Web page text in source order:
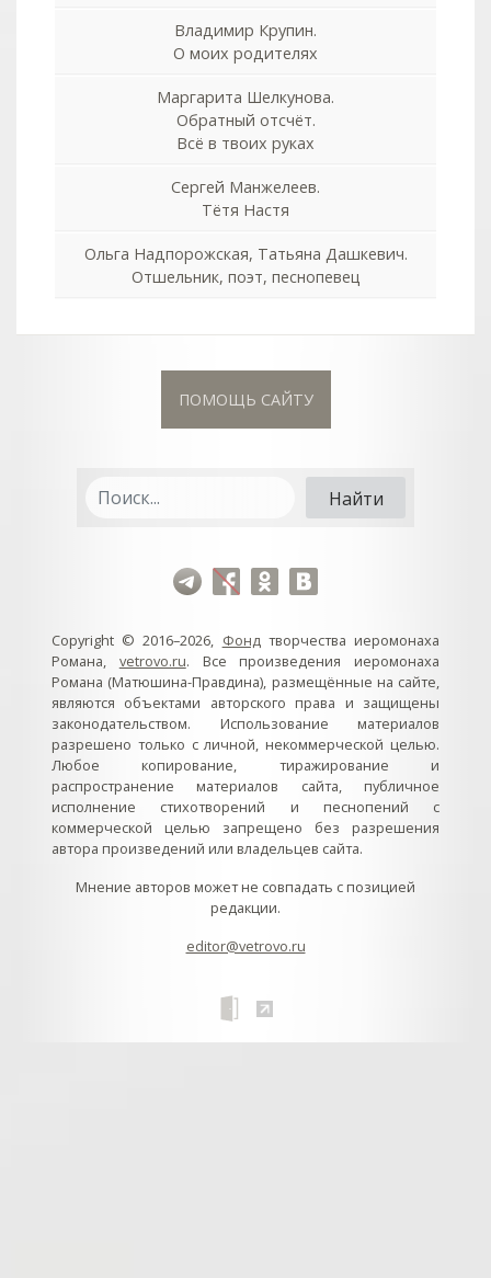
Владимир Крупин.
О моих родителях
Маргарита Шелкунова.
Обратный отсчёт.
Всё в твоих руках
Сергей Манжелеев.
Тётя Настя
Ольга Надпорожская, Татьяна Дашкевич.
Отшельник, поэт, песнопевец
ПОМОЩЬ САЙТУ
Copyright © 2016–2026, Фондтворчества иеромонаха
Романа, vetrovo.ru. Все произведения иеромонаха
Романа (Матюшина-Правдина), размещённые на сайте,
являются объектами авторского права и защищены
законодательством. Использование материалов
разрешено только с личной, некоммерческой целью.
Любое копирование, тиражирование и
распространение материалов сайта, публичное
исполнение стихотворений и песнопений с
коммерческой целью запрещено без разрешения
автора произведений или владельцев сайта.
Мнение авторов может не совпадать с позицией
редакции.
editor@vetrovo.ru